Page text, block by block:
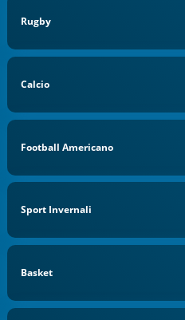
Rugby
Calcio
Football Americano
Sport Invernali
Basket